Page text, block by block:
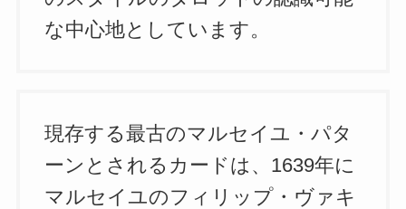
な中心地としています。
現存する最古のマルセイユ・パタ
ーンとされるカードは、1639年に
マルセイユのフィリップ・ヴァキ